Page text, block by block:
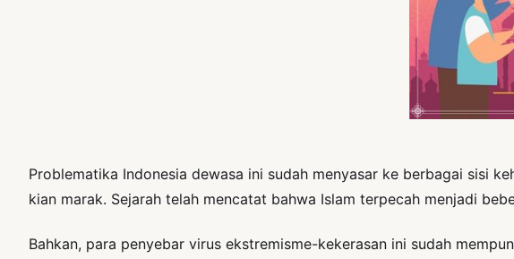
Problematika Indonesia dewasa ini sudah menyasar ke berbagai sisi
kian marak. Sejarah telah mencatat bahwa Islam terpecah menjadi
Bahkan, para penyebar virus ekstremisme-kekerasan ini sudah